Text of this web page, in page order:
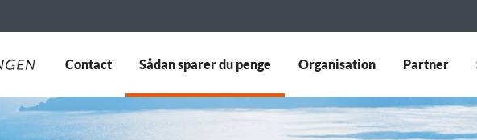
Contact Sådan sparer du penge Organisation Partner